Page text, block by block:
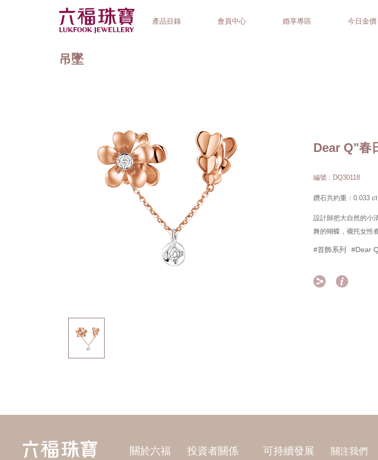
產品目錄 會員中心 婚享專區 今日金價
吊墜
Dear Q"春
編號 : DQ30118
鑽石共約重：0.033 ct
設計師把大自然的小
舞的蝴蝶，襯托女性
#首飾系列 #Dear
 
關於六福 投資者關係 可持續發展 關注我們